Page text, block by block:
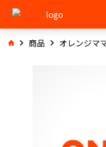
商品 オレンジマ